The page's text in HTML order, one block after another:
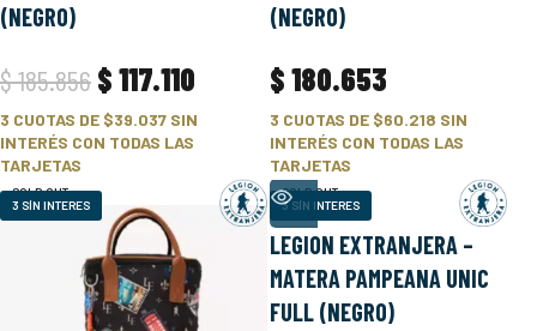
(NEGRO)
$185.856 $117.110
3 CUOTAS DE $39.037 SIN
INTERÉS CON TODAS LAS
TARJETAS
(NEGRO)
$180.653
3 CUOTAS DE $60.218 SIN
INTERÉS CON TODAS LAS
TARJETAS
SOLD OUT
3 SÍN INTERES
SOLD OUT
3 SÍN INTERES
OUTLET
LEGION EXTRANJERA –
MATERA PAMPEANA UNIC
FULL (NEGRO)